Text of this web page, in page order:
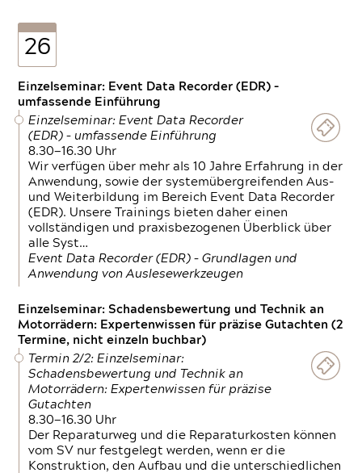
26
Einzelseminar: Event Data Recorder (EDR) –
umfassende Einführung
Einzelseminar: Event Data Recorder
(EDR) – umfassende Einführung
8.30—16.30 Uhr
Wir verfügen über mehr als 10 Jahre Erfahrung in der
Anwendung, sowie der systemübergreifenden Aus-
und Weiterbildung im Bereich Event Data Recorder
(EDR). Unsere Trainings bieten daher einen
vollständigen und praxisbezogenen Überblick über
alle Syst…
Event Data Recorder (EDR) – Grundlagen und
Anwendung von Auslesewerkzeugen
Einzelseminar: Schadensbewertung und Technik an
Motorrädern: Expertenwissen für präzise Gutachten (2
Termine, nicht einzeln buchbar)
Termin 2/2: Einzelseminar:
Schadensbewertung und Technik an
Motorrädern: Expertenwissen für präzise
Gutachten
8.30—16.30 Uhr
Der Reparaturweg und die Reparaturkosten können
vom SV nur festgelegt werden, wenn er die
Konstruktion, den Aufbau und die unterschiedlichen